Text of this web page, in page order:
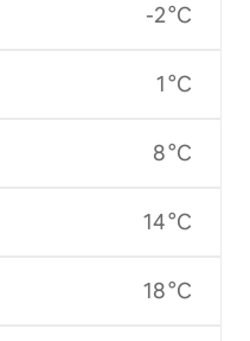
-2 °C
1 °C
8 °C
14 °C
18 °C